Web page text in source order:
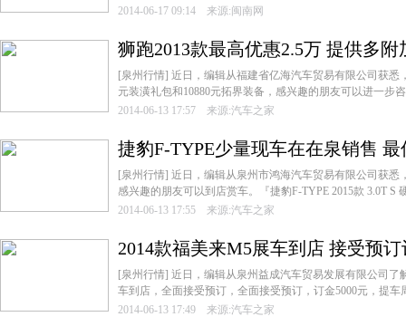
2014-06-17 09:14 来源:闽南网
狮跑2013款最高优惠2.5万 提供多
[泉州行情] 近日，编辑从福建省亿海汽车贸易有限公司获悉
元装潢礼包和10880元拓界装备，感兴趣的朋友可以进一步
2014-06-13 17:57 来源:汽车之家
捷豹F-TYPE少量现车在在泉销售
[泉州行情] 近日，编辑从泉州市鸿海汽车贸易有限公司获悉
感兴趣的朋友可以到店赏车。『捷豹F-TYPE 2015款 3.0T S
2014-06-13 17:55 来源:汽车之家
2014款福美来M5展车到店 接受预订
[泉州行情] 近日，编辑从泉州益成汽车贸易发展有限公司了
车到店，全面接受预订，全面接受预订，订金5000元，提车
2014-06-13 17:49 来源:汽车之家